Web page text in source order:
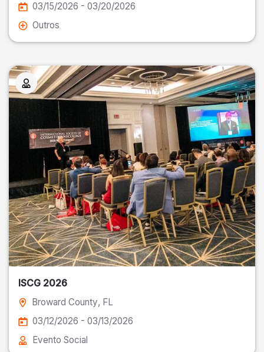
03/15/2026 - 03/20/2026
Outros
ISCG 2026
Broward County, FL
03/12/2026 - 03/13/2026
Evento Social